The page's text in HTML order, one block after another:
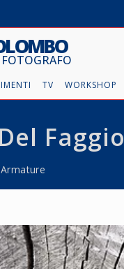
TV WORKSHOP
Faggio
Armature